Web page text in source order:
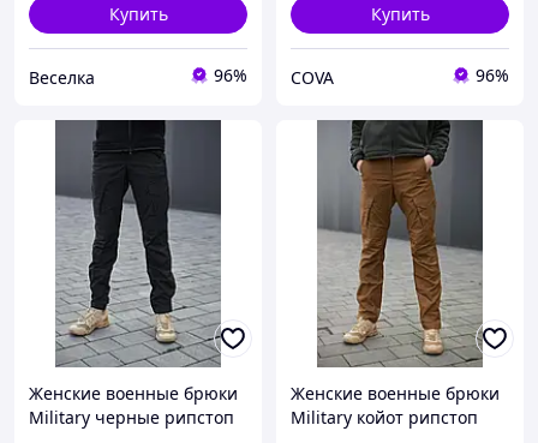
Купить
Веселка 96%
Купить
COVA 96%
Женские военные брюки
Military черные рипстоп
Женские военные брюки
Military койот рипстоп